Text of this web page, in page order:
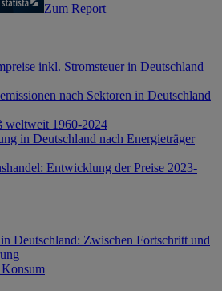
Zum Report
inkl. Stromsteuer in Deutschland
nach Sektoren in Deutschland
weltweit 1960-2024
in Deutschland nach Energieträger
Entwicklung der Preise 2023-
Deutschland: Zwischen Fortschritt und